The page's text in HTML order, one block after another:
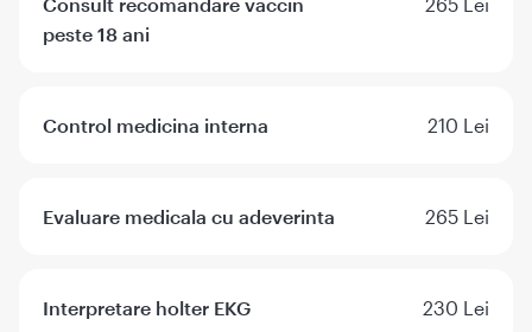
Consult recomandare vaccin
peste 18 ani
265 Lei
Control medicina interna 210 Lei
Evaluare medicala cu adeverinta 265 Lei
Interpretare holter EKG 230 Lei